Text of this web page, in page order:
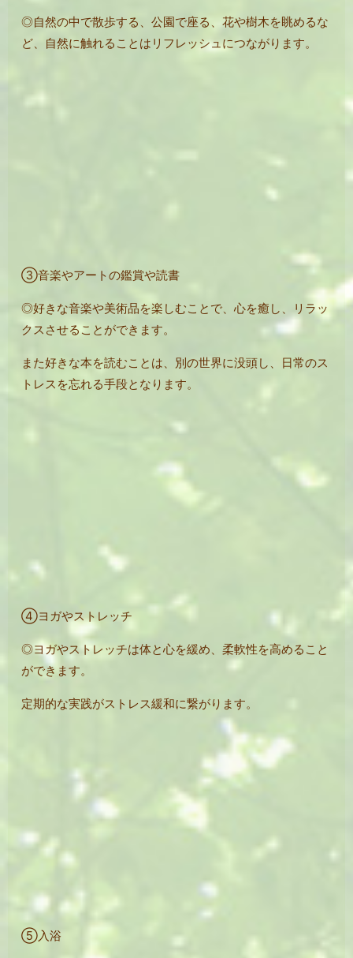
◎自然の中で散歩する、公園で座る、花や樹木を眺めるな
ど、自然に触れることはリフレッシュにつながります。
③音楽やアートの鑑賞や読書
◎好きな音楽や美術品を楽しむことで、心を癒し、リラッ
クスさせることができます。
また好きな本を読むことは、別の世界に没頭し、日常のス
トレスを忘れる手段となります。
④ヨガやストレッチ
◎ヨガやストレッチは体と心を緩め、柔軟性を高めること
ができます。
定期的な実践がストレス緩和に繋がります。
⑤入浴